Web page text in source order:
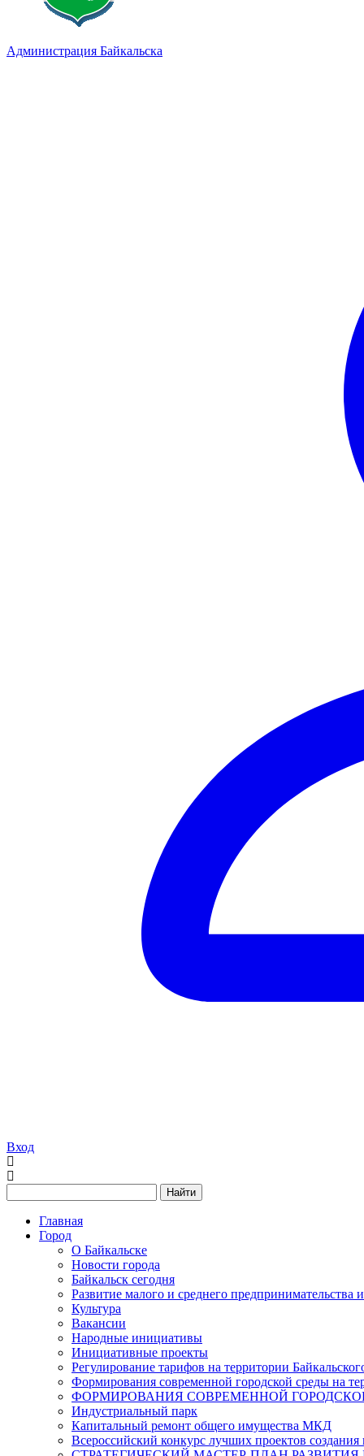
Администрация Байкальска
Вход
Найти
Главная
Город
О Байкальске
Новости города
Байкальск сегодня
Развитие малого и среднего предпринимательства
Культура
Вакансии
Народные инициативы
Инициативные проекты
Регулирование тарифов на территории
Формирования современной городской среды на
ФОРМИРОВАНИЯ СОВРЕМЕННОЙ
Индустриальный парк
Капитальный ремонт общего имущества МКД
Всероссийский конкурс лучших проектов